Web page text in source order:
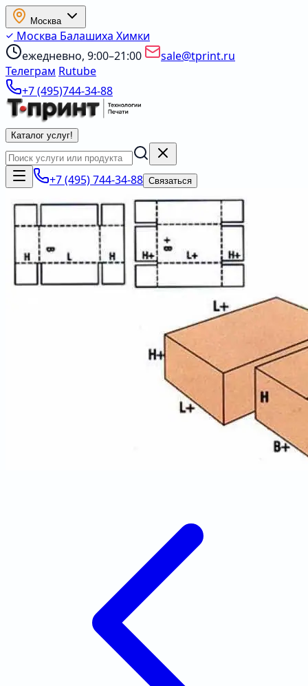
Москва
Москва Балашиха Химки
ежедневно, 9:00–21:00
sale@tprint.ru
Телеграм Rutube
+7 (495)744-34-88
Каталог услуг!
+7 (495) 744-34-88 Связаться